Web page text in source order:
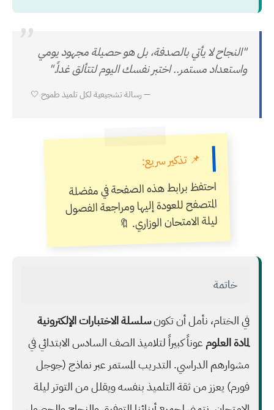
” "النجاح لا يأتي بالصدفة، بل هو حصيلة مجهود يومي
واستعداد مستمر.. اختبر نفسك اليوم لتتألق غداً."
— رسالة تشجيعية لكل تلميذ طموح 🤍
📌 تذكير سريع:
احتفظ برابط هذه الصفحة في مفضلة
المتصفح للعودة إليها ومراجعة الفصول
ليلة الامتحان الوزاري. 🔖
خاتمة
في الختام، نأمل أن تكونسلسلة الاختبارات الإلكترونية
لمادة العلوم عوناً كبيراً لتلاميذ الصف السادس الابتدائي في
مشوارهم الدراسي. التدريب المستمر عبر نماذج (جوجل
فورم) يعزز من ثقة التلميذ بنفسه ويقلل من التوتر ليلة